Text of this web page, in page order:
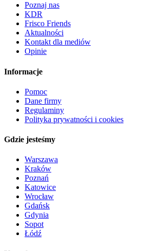
Poznaj nas
KDR
Frisco Friends
Aktualności
Kontakt dla mediów
Opinie
Informacje
Pomoc
Dane firmy
Regulaminy
Polityka prywatności i cookies
Gdzie jesteśmy
Warszawa
Kraków
Poznań
Katowice
Wrocław
Gdańsk
Gdynia
Sopot
Łódź